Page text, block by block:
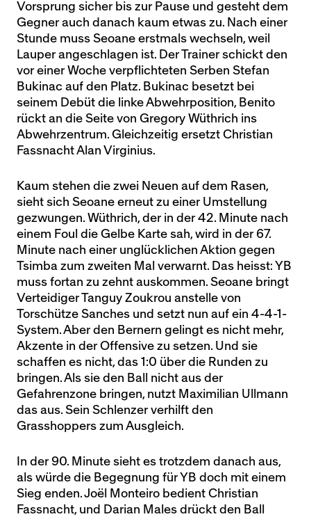
Vorsprung sicher bis zur Pause und gesteht dem
Gegner auch danach kaum etwas zu. Nach einer
Stunde muss Seoane erstmals wechseln, weil
Lauper angeschlagen ist. Der Trainer schickt den
vor einer Woche verpflichteten Serben Stefan
Bukinac auf den Platz. Bukinac besetzt bei
seinem Debüt die linke Abwehrposition, Benito
rückt an die Seite von Gregory Wüthrich ins
Abwehrzentrum. Gleichzeitig ersetzt Christian
Fassnacht Alan Virginius.
Kaum stehen die zwei Neuen auf dem Rasen,
sieht sich Seoane erneut zu einer Umstellung
gezwungen. Wüthrich, der in der 42. Minute nach
einem Foul die Gelbe Karte sah, wird in der 67.
Minute nach einer unglücklichen Aktion gegen
Tsimba zum zweiten Mal verwarnt. Das heisst: YB
muss fortan zu zehnt auskommen. Seoane bringt
Verteidiger Tanguy Zoukrou anstelle von
Torschütze Sanches und setzt nun auf ein 4-4-1-
System. Aber den Bernern gelingt es nicht mehr,
Akzente in der Offensive zu setzen. Und sie
schaffen es nicht, das 1:0 über die Runden zu
bringen. Als sie den Ball nicht aus der
Gefahrenzone bringen, nutzt Maximilian Ullmann
das aus. Sein Schlenzer verhilft den
Grasshoppers zum Ausgleich.
In der 90. Minute sieht es trotzdem danach aus,
als würde die Begegnung für YB doch mit einem
Sieg enden. Joël Monteiro bedient Christian
Fassnacht, und Darian Males drückt den Ball